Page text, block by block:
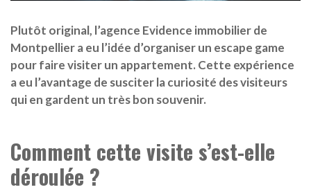
Plutôt original, l’agence Evidence immobilier de
Montpellier a eu l’idée d’organiser un escape game
pour faire visiter un appartement. Cette expérience
a eu l’avantage de susciter la curiosité des visiteurs
qui en gardent un très bon souvenir.
Comment cette visite s’est-elle
déroulée ?